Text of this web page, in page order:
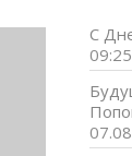
С
09:25